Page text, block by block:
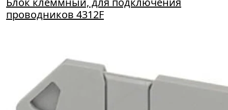
проводников 4312F